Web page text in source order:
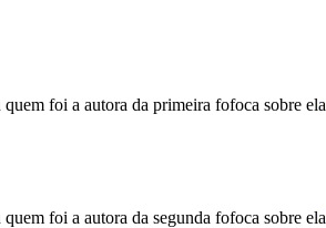
foi a autora da primeira fofoca sobre ela
foi a autora da segunda fofoca sobre ela